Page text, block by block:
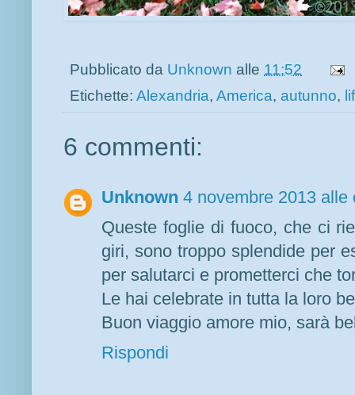
Pubblicato da Unknown alle 11:52
Etichette: Alexandria, America, autunno,
6 commenti:
Unknown 4 novembre 2013 alle
Queste foglie di fuoco, che ci
giri, sono troppo splendide per
per salutarci e prometterci che
Le hai celebrate in tutta la loro
Buon viaggio amore mio, sarà
Rispondi